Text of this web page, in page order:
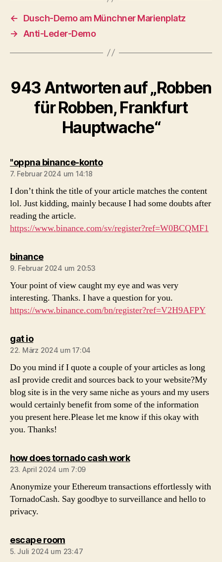
←
Dusch-Demo am Münchner Marienplatz
→
Anti-Leder-Demo
943 Antworten auf „Robben
für Robben, Frankfurt
Hauptwache“
"oppna binance-kontosagt:
7. Februar 2024 um 14:18
I don’t think the title of your article matches the content
lol. Just kidding, mainly because I had some doubts after
reading the article.
https://www.binance.com/sv/register?ref=W0BCQMF1
binancesagt:
9. Februar 2024 um 20:53
Your point of view caught my eye and was very
interesting. Thanks. I have a question for you.
https://www.binance.com/bn/register?ref=V2H9AFPY
gat iosagt:
22. März 2024 um 17:04
Do you mind if I quote a couple of your articles as long
asI provide credit and sources back to your website?My
blog site is in the very same niche as yours and my users
would certainly benefit from some of the information
you present here.Please let me know if this okay with
you. Thanks!
how does tornado cash worksagt:
23. April 2024 um 7:09
Anonymize your Ethereum transactions effortlessly with
TornadoCash. Say goodbye to surveillance and hello to
privacy.
escape roomsagt:
5. Juli 2024 um 23:47